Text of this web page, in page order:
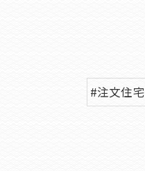
#注文住宅